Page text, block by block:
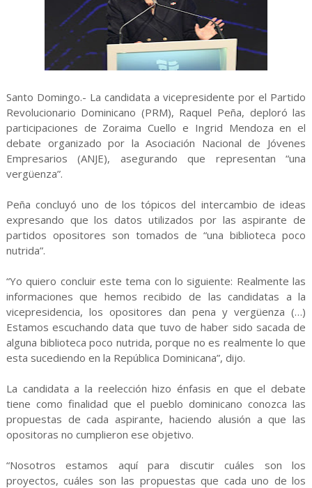
Santo Domingo.- La candidata a vicepresidente por el Partido
Revolucionario Dominicano (PRM), Raquel Peña, deploró las
participaciones de Zoraima Cuello e Ingrid Mendoza en el
debate organizado por la Asociación Nacional de Jóvenes
Empresarios (ANJE), asegurando que representan “una
vergüenza”.
Peña concluyó uno de los tópicos del intercambio de ideas
expresando que los datos utilizados por las aspirante de
partidos opositores son tomados de “una biblioteca poco
nutrida”.
“Yo quiero concluir este tema con lo siguiente: Realmente las
informaciones que hemos recibido de las candidatas a la
vicepresidencia, los opositores dan pena y vergüenza (…)
Estamos escuchando data que tuvo de haber sido sacada de
alguna biblioteca poco nutrida, porque no es realmente lo que
esta sucediendo en la República Dominicana”, dijo.
La candidata a la reelección hizo énfasis en que el debate
tiene como finalidad que el pueblo dominicano conozca las
propuestas de cada aspirante, haciendo alusión a que las
opositoras no cumplieron ese objetivo.
“Nosotros estamos aquí para discutir cuáles son los
proyectos, cuáles son las propuestas que cada uno de los